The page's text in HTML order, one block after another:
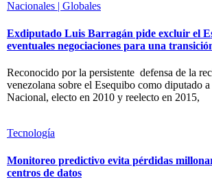
Nacionales | Globales
Exdiputado Luis Barragán pide excluir el
eventuales negociaciones para una
Reconocido por la persistente defensa de la
venezolana sobre el Esequibo como diputado
Nacional, electo en 2010 y reelecto en 2015,
Tecnología
Monitoreo predictivo evita pérdidas
centros de datos